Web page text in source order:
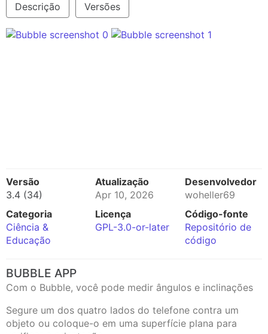
Descrição Versões
Versão
3.4 (34)
Atualização
Apr 10, 2026
Desenvolvedor
woheller69
Categoria
Ciência &
Educação
Licença
GPL-3.0-or-later
Código-fonte
Repositório de
código
BUBBLE APP
Com o Bubble, você pode medir ângulos e inclinações
Segure um dos quatro lados do telefone contra um
objeto ou coloque-o em uma superfície plana para